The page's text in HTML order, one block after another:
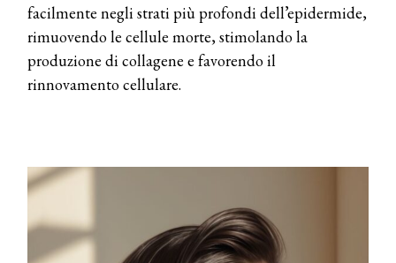
facilmente negli strati più profondi dell’epidermide,
rimuovendo le cellule morte, stimolando la
produzione di collagene e favorendo il
rinnovamento cellulare.